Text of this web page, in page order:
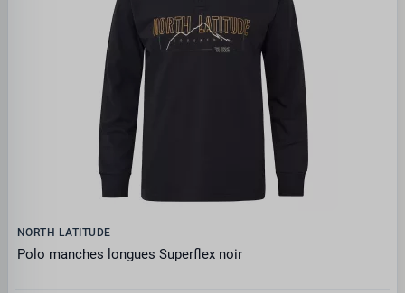
NORTH LATITUDE
Polo manches longues Superflex noir